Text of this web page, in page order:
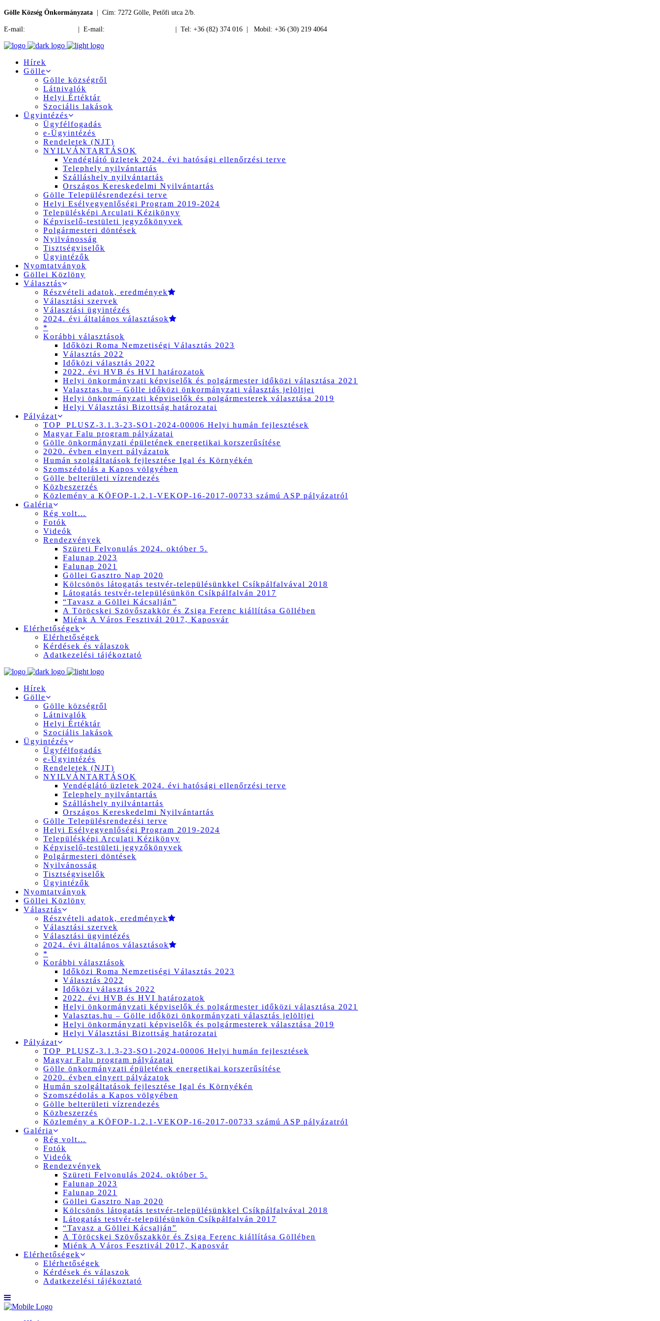
Gölle Község Önkormányzata | Cím: 7272 Gölle, Petőfi utca 2/b.
E-mail: | E-mail: | Tel: +36 (82) 374 016 | Mobil: +36 (30) 219 4064
Hírek
Gölle
Gölle községről
Látnivalók
Helyi Értéktár
Szociális lakások
Ügyintézés
Ügyfélfogadás
e-Ügyintézés
Rendeletek (NJT)
NYILVÁNTARTÁSOK
Vendéglátó üzletek 2024. évi hatósági ellenőrzési terve
Telephely nyilvántartás
Szálláshely nyilvántartás
Országos Kereskedelmi Nyilvántartás
Gölle Településrendezési terve
Helyi Esélyegyenlőségi Program 2019-2024
Településképi Arculati Kézikönyv
Képviselő-testületi jegyzőkönyvek
Polgármesteri döntések
Nyilvánosság
Tisztségviselők
Ügyintézők
Nyomtatványok
Göllei Közlöny
Választás
Részvételi adatok, eredmények
Választási szervek
Választási ügyintézés
2024. évi általános választások
*
Korábbi választások
Időközi Roma Nemzetiségi Választás 2023
Választás 2022
Időközi választás 2022
2022. évi HVB és HVI határozatok
Helyi önkormányzati képviselők és polgármester időközi választása 2021
Valasztas.hu – Gölle időközi önkormányzati választás jelöltjei
Helyi önkormányzati képviselők és polgármesterek választása 2019
Helyi Választási Bizottság határozatai
Pályázat
TOP_PLUSZ-3.1.3-23-SO1-2024-00006 Helyi humán fejlesztések
Magyar Falu program pályázatai
Gölle önkormányzati épületének energetikai korszerűsítése
2020. évben elnyert pályázatok
Humán szolgáltatások fejlesztése Igal és Környékén
Szomszédolás a Kapos völgyében
Gölle belterületi vízrendezés
Közbeszerzés
Közlemény a KÖFOP-1.2.1-VEKOP-16-2017-00733 számú ASP pályázatról
Galéria
Rég volt…
Fotók
Videók
Rendezvények
Szüreti Felvonulás 2024. október 5.
Falunap 2023
Falunap 2021
Göllei Gasztro Nap 2020
Kölcsönös látogatás testvér-településünkkel Csíkpálfalvával 2018
Látogatás testvér-településünkön Csíkpálfalván 2017
“Tavasz a Göllei Kácsalján”
A Töröcskei Szövőszakkör és Zsiga Ferenc kiállítása Göllében
Miénk A Város Fesztivál 2017, Kaposvár
Elérhetőségek
Elérhetőségek
Kérdések és válaszok
Adatkezelési tájékoztató
Hírek
Gölle
Gölle községről
Látnivalók
Helyi Értéktár
Szociális lakások
Ügyintézés
Ügyfélfogadás
e-Ügyintézés
Rendeletek (NJT)
NYILVÁNTARTÁSOK
Vendéglátó üzletek 2024. évi hatósági ellenőrzési terve
Telephely nyilvántartás
Szálláshely nyilvántartás
Országos Kereskedelmi Nyilvántartás
Gölle Településrendezési terve
Helyi Esélyegyenlőségi Program 2019-2024
Településképi Arculati Kézikönyv
Képviselő-testületi jegyzőkönyvek
Polgármesteri döntések
Nyilvánosság
Tisztségviselők
Ügyintézők
Nyomtatványok
Göllei Közlöny
Választás
Részvételi adatok, eredmények
Választási szervek
Választási ügyintézés
2024. évi általános választások
*
Korábbi választások
Időközi Roma Nemzetiségi Választás 2023
Választás 2022
Időközi választás 2022
2022. évi HVB és HVI határozatok
Helyi önkormányzati képviselők és polgármester időközi választása 2021
Valasztas.hu – Gölle időközi önkormányzati választás jelöltjei
Helyi önkormányzati képviselők és polgármesterek választása 2019
Helyi Választási Bizottság határozatai
Pályázat
TOP_PLUSZ-3.1.3-23-SO1-2024-00006 Helyi humán fejlesztések
Magyar Falu program pályázatai
Gölle önkormányzati épületének energetikai korszerűsítése
2020. évben elnyert pályázatok
Humán szolgáltatások fejlesztése Igal és Környékén
Szomszédolás a Kapos völgyében
Gölle belterületi vízrendezés
Közbeszerzés
Közlemény a KÖFOP-1.2.1-VEKOP-16-2017-00733 számú ASP pályázatról
Galéria
Rég volt…
Fotók
Videók
Rendezvények
Szüreti Felvonulás 2024. október 5.
Falunap 2023
Falunap 2021
Göllei Gasztro Nap 2020
Kölcsönös látogatás testvér-településünkkel Csíkpálfalvával 2018
Látogatás testvér-településünkön Csíkpálfalván 2017
“Tavasz a Göllei Kácsalján”
A Töröcskei Szövőszakkör és Zsiga Ferenc kiállítása Göllében
Miénk A Város Fesztivál 2017, Kaposvár
Elérhetőségek
Elérhetőségek
Kérdések és válaszok
Adatkezelési tájékoztató